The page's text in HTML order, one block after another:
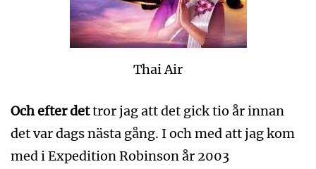
Thai Air
Och efter dettror jag att det gick tio år innan
det var dags nästa gång. I och med att jag kom
med i Expedition Robinson år 2003